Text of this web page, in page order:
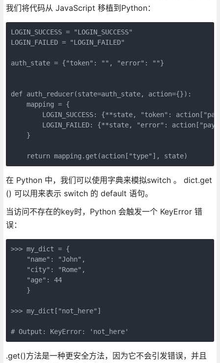
我们将代码从 JavaScript 移植到Python：
LOGIN_SUCCESS = "LOGIN_SUCCESS"
LOGIN_FAILED = "LOGIN_FAILED"
auth_state = {"token": "", "error": ""}
def auth_reducer(state=auth_state, action={}):
    mapping = {
LOGIN_SUCCESS: {**state, "token":
LOGIN_FAILED: {**state, "error":
    }
    return mapping.get(action["type"], state)
在 Python 中，我们可以使用字典来模拟switch 。 dict.get
() 可以用来表示 switch 的 default 语句。
当访问不存在的key时，Python 会触发一个 KeyError 错
误：
>>> my_dict = {
    "name": "John",
    "city": "Rome",
    "age": 44
    }
>>> my_dict["not_here"]
# Output: KeyError: 'not_here'
.get()方法是一种更安全方法，因为它不会引发错误，并且